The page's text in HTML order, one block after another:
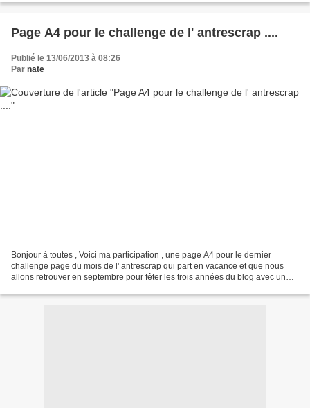
Page A4 pour le challenge de l' antrescrap ....
Publié le 13/06/2013 à 08:26
Par nate
Bonjour à toutes , Voici ma participation , une page A4 pour le dernier
challenge page du mois de l' antrescrap qui part en vacance et que nous
allons retrouver en septembre pour fêter les trois années du blog avec un